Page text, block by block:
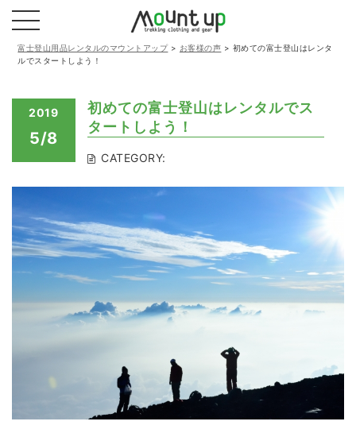
富士登山用品レンタルのマウントアップ> お客様の声 > 初めての富士登山はレンタ
ルでスタートしよう！
2019
5/8
初めての富士登山はレンタルでス
タートしよう！
CATEGORY: